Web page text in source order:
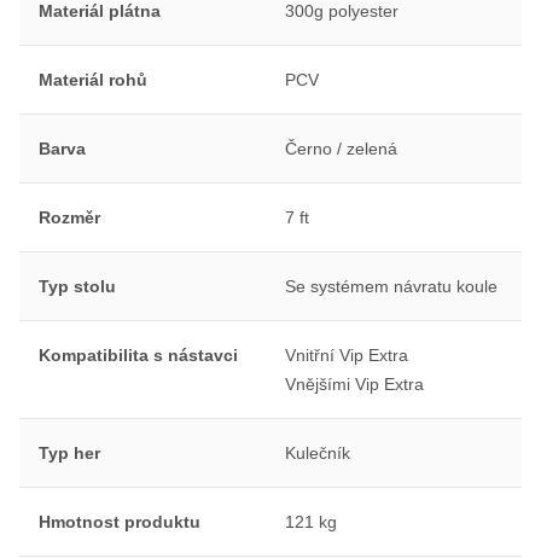
Materiál plátna 300g polyester
Materiál rohů PCV
Barva Černo / zelená
Rozměr 7 ft
Typ stolu Se systémem návratu koule
Kompatibilita s nástavci
Vnitřní Vip Extra
Vnějšími Vip Extra
Typ her Kulečník
Hmotnost produktu 121 kg